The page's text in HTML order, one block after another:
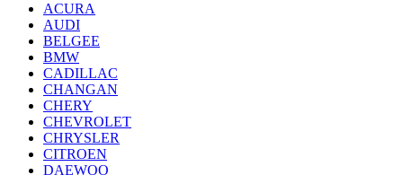
ACURA
AUDI
BELGEE
BMW
CADILLAC
CHANGAN
CHERY
CHEVROLET
CHRYSLER
CITROEN
DAEWOO